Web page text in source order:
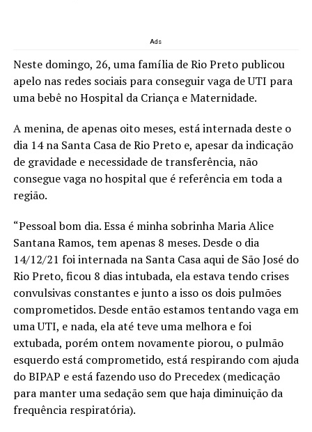
Ads
Neste domingo, 26, uma família de Rio Preto publicou
apelo nas redes sociais para conseguir vaga de UTI para
uma bebê no Hospital da Criança e Maternidade.
A menina, de apenas oito meses, está internada deste o
dia 14 na Santa Casa de Rio Preto e, apesar da indicação
de gravidade e necessidade de transferência, não
consegue vaga no hospital que é referência em toda a
região.
“Pessoal bom dia. Essa é minha sobrinha Maria Alice
Santana Ramos, tem apenas 8 meses. Desde o dia
14/12/21 foi internada na Santa Casa aqui de São José do
Rio Preto, ficou 8 dias intubada, ela estava tendo crises
convulsivas constantes e junto a isso os dois pulmões
comprometidos. Desde então estamos tentando vaga em
uma UTI, e nada, ela até teve uma melhora e foi
extubada, porém ontem novamente piorou, o pulmão
esquerdo está comprometido, está respirando com ajuda
do BIPAP e está fazendo uso do Precedex (medicação
para manter uma sedação sem que haja diminuição da
frequência respiratória).